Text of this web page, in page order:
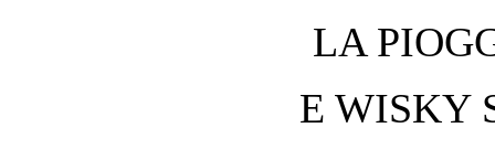
LA
E WISKY